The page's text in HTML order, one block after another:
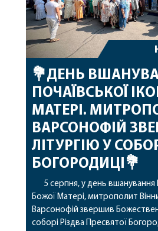
💐ДЕНЬ
ПОЧАЇВСЬКОЇ
МАТЕРІ.
ВАРСОНОФІЙ
ЛІТУРГІЮ У
БОГОРОДИЦІ💐
5 серпня, у день вшанування
Божої Матері, митрополит
Варсонофій звершив
соборі Різдва Пресвятої